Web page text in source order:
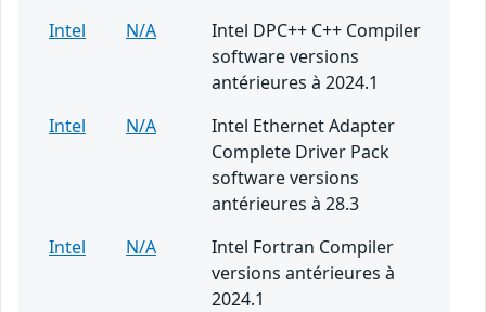
Intel
N/A
Intel DPC++ C++ Compiler
software versions
antérieures à 2024.1
Intel
N/A
Intel Ethernet Adapter
Complete Driver Pack
software versions
antérieures à 28.3
Intel
N/A
Intel Fortran Compiler
versions antérieures à
2024.1